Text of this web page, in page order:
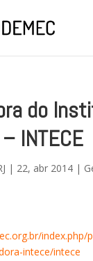
do
INTECE
| 22, abr 2014|
index.php/
intece/intece